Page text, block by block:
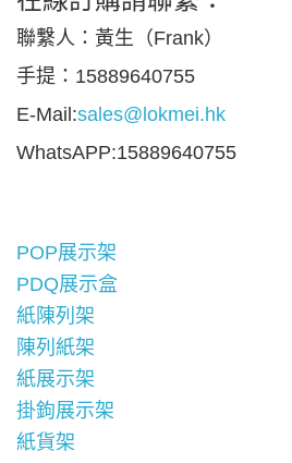
聯繫人：黃生（Frank）
手提：15889640755
E-Mail:sales@lokmei.hk
WhatsAPP:15889640755
POP展示架
PDQ展示盒
紙陳列架
陳列紙架
紙展示架
掛鉤展示架
紙貨架